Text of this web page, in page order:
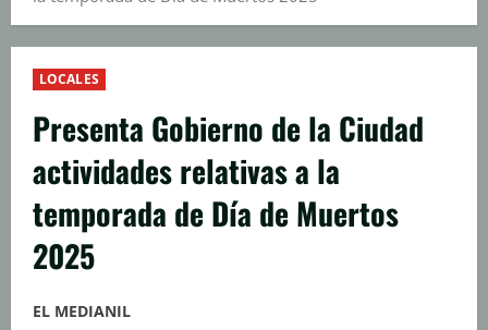
LOCALES
Presenta Gobierno de la Ciudad
actividades relativas a la
temporada de Día de Muertos
2025
EL MEDIANIL